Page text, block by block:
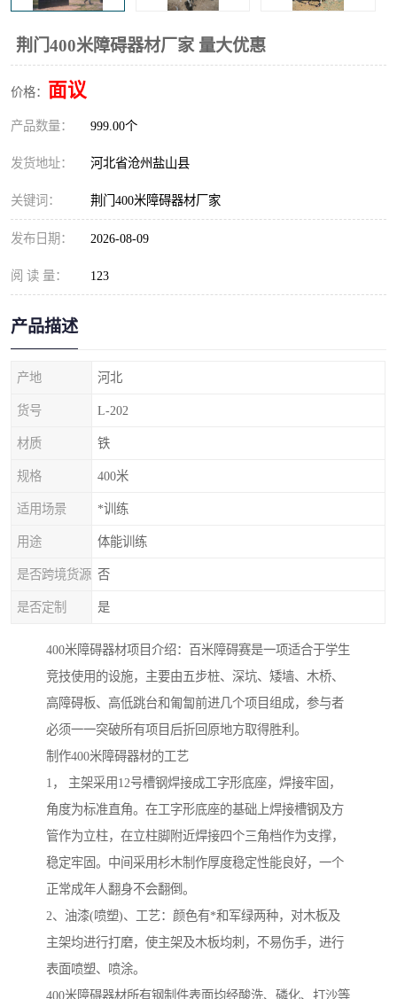
荆门400米障碍器材厂家 量大优惠
价格： 面议
产品数量： 999.00个
发货地址： 河北省沧州盐山县
关键词： 荆门400米障碍器材厂家
发布日期： 2026-08-09
阅 读 量： 123
产品描述
产地 河北
货号 L-202
材质 铁
规格 400米
适用场景 *训练
用途 体能训练
是否跨境货源 否
是否定制 是
400米障碍器材项目介绍：百米障碍赛是一项适合于学生
竞技使用的设施，主要由五步桩、深坑、矮墙、木桥、
高障碍板、高低跳台和匍匐前进几个项目组成，参与者
必须一一突破所有项目后折回原地方取得胜利。
制作400米障碍器材的工艺
1， 主架采用12号槽钢焊接成工字形底座，焊接牢固，
角度为标准直角。在工字形底座的基础上焊接槽钢及方
管作为立柱，在立柱脚附近焊接四个三角档作为支撑，
稳定牢固。中间采用杉木制作厚度稳定性能良好，一个
正常成年人翻身不会翻倒。
2、油漆(喷塑)、工艺：颜色有*和军绿两种，对木板及
主架均进行打磨，使主架及木板均刺，不易伤手，进行
表面喷塑、喷涂。
400米障碍器材所有钢制件表面均经酸洗、磷化、打沙等